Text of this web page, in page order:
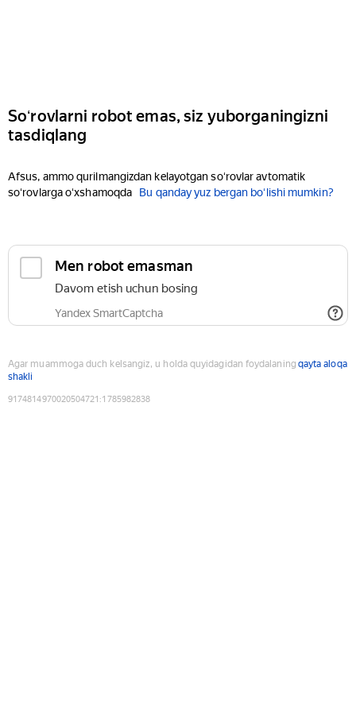
Soʻrovlarni robot emas, siz yuborganingizni
tasdiqlang
Afsus, ammo qurilmangizdan kelayotgan soʻrovlar avtomatik
soʻrovlarga oʻxshamoqda
Bu qanday yuz bergan boʻlishi mumkin?
Men robot emasman
Davom etish uchun bosing
Yandex SmartCaptcha
Agar muammoga duch kelsangiz, u holda quyidagidan foydalaning qayta aloqa
shakli
9174814970020504721 :1785982838